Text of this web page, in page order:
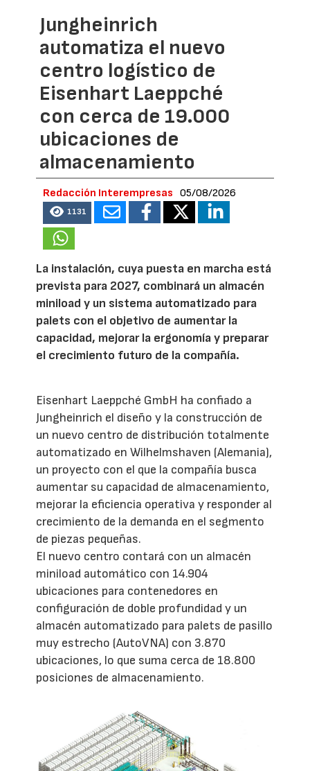
Jungheinrich
automatiza el nuevo
centro logístico de
Eisenhart Laeppché
con cerca de 19.000
ubicaciones de
almacenamiento
Redacción Interempresas 05/08/2026
1131
La instalación, cuya puesta en marcha está
prevista para 2027, combinará un almacén
miniload y un sistema automatizado para
palets con el objetivo de aumentar la
capacidad, mejorar la ergonomía y preparar
el crecimiento futuro de la compañía.
Eisenhart Laeppché GmbH ha confiado a
Jungheinrich el diseño y la construcción de
un nuevo centro de distribución totalmente
automatizado en Wilhelmshaven (Alemania),
un proyecto con el que la compañía busca
aumentar su capacidad de almacenamiento,
mejorar la eficiencia operativa y responder al
crecimiento de la demanda en el segmento
de piezas pequeñas.
El nuevo centro contará con un almacén
miniload automático con 14.904
ubicaciones para contenedores en
configuración de doble profundidad y un
almacén automatizado para palets de pasillo
muy estrecho (AutoVNA) con 3.870
ubicaciones, lo que suma cerca de 18.800
posiciones de almacenamiento.